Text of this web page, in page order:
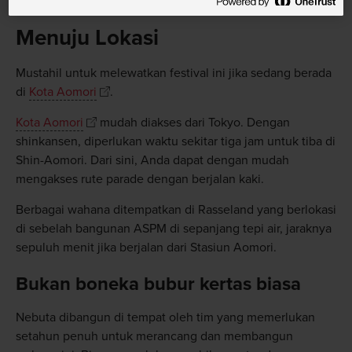
Menuju Lokasi
Mustahil untuk melewatkan festival ini jika sedang berada
di Kota Aomori
.
Kota Aomori
mudah diakses dari Tokyo. Dengan
shinkansen, diperlukan waktu sekitar tiga jam untuk tiba di
Shin-Aomori. Dari sini, Anda dapat dengan mudah
mengakses rute parade dengan berjalan kaki.
Berbagai wahana ditempatkan di Rasseland yang berlokasi
di sebelah bangunan ASPM di sepanjang tepi air, jaraknya
sepuluh menit jika berjalan dari Stasiun Aomori.
Bukan boneka bubur kertas biasa
Nebuta dibangun di tempat oleh tim yang memerlukan
setahun penuh untuk merancang dan membangun